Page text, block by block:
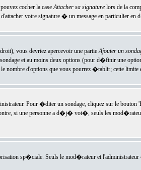
cocher la caseAttacher sa signaturelors de la
votre signature � un message en particulier en
vous devriez apercevoir une partieAjouter un
et au moins deux options (pour d�finir une
nombre d'options que vous pourrez �tablir; cette
Pour �diter un sondage, cliquez sur le bouton
si une personne a d�j� vot�, seuls les
sp�ciale. Seuls le mod�rateur et